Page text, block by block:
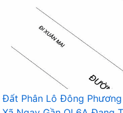
Đất Phân Lô Đông